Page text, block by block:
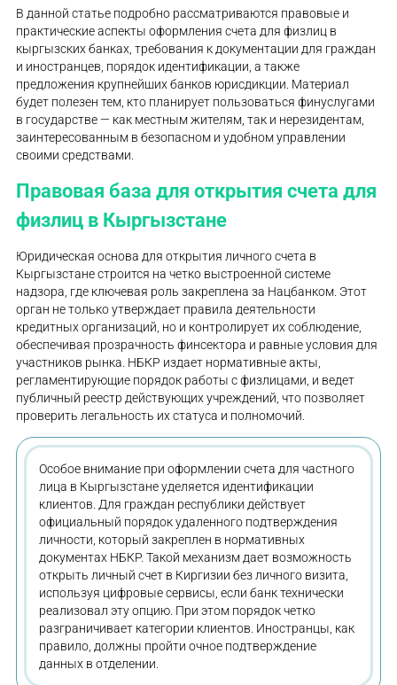
В данной статье подробно рассматриваются правовые и
практические аспекты оформления счета для физлиц в
кыргызских банках, требования к документации для граждан
и иностранцев, порядок идентификации, а также
предложения крупнейших банков юрисдикции. Материал
будет полезен тем, кто планирует пользоваться финуслугами
в государстве — как местным жителям, так и нерезидентам,
заинтересованным в безопасном и удобном управлении
своими средствами.
Правовая база для открытия счета для
физлиц в Кыргызстане
Юридическая основа для открытия личного счета в
Кыргызстане строится на четко выстроенной системе
надзора, где ключевая роль закреплена за Нацбанком. Этот
орган не только утверждает правила деятельности
кредитных организаций, но и контролирует их соблюдение,
обеспечивая прозрачность финсектора и равные условия для
участников рынка. НБКР издает нормативные акты,
регламентирующие порядок работы с физлицами, и ведет
публичный реестр действующих учреждений, что позволяет
проверить легальность их статуса и полномочий.
Особое внимание при оформлении счета для частного
лица в Кыргызстане уделяется идентификации
клиентов. Для граждан республики действует
официальный порядок удаленного подтверждения
личности, который закреплен в нормативных
документах НБКР. Такой механизм дает возможность
открыть личный счет в Киргизии без личного визита,
используя цифровые сервисы, если банк технически
реализовал эту опцию. При этом порядок четко
разграничивает категории клиентов. Иностранцы, как
правило, должны пройти очное подтверждение
данных в отделении.